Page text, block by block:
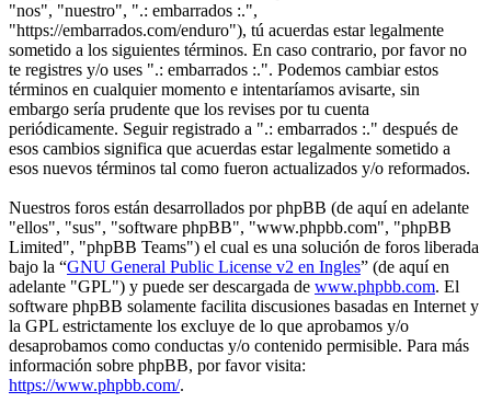
"nos", "nuestro", ".: embarrados :.",
"https://embarrados.com/enduro"), tú acuerdas estar legalmente
sometido a los siguientes términos. En caso contrario, por favor no
te registres y/o uses ".: embarrados :.". Podemos cambiar estos
términos en cualquier momento e intentaríamos avisarte, sin
embargo sería prudente que los revises por tu cuenta
periódicamente. Seguir registrado a ".: embarrados :." después de
esos cambios significa que acuerdas estar legalmente sometido a
esos nuevos términos tal como fueron actualizados y/o reformados.
Nuestros foros están desarrollados por phpBB (de aquí en adelante
"ellos", "sus", "software phpBB", "www.phpbb.com", "phpBB
Limited", "phpBB Teams") el cual es una solución de foros liberada
bajo la “GNU General Public License v2 en Ingles” (de aquí en
adelante "GPL") y puede ser descargada de www.phpbb.com. El
software phpBB solamente facilita discusiones basadas en Internet y
la GPL estrictamente los excluye de lo que aprobamos y/o
desaprobamos como conductas y/o contenido permisible. Para más
información sobre phpBB, por favor visita:
https://www.phpbb.com/.